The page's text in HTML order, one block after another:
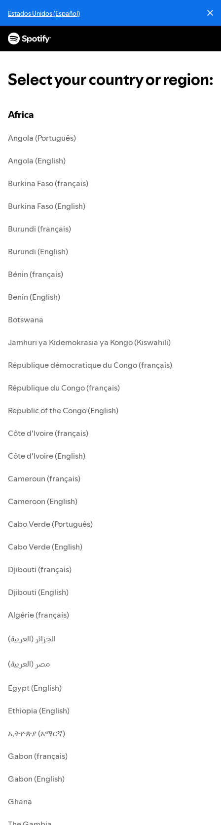
i
Estados Unidos (Español)
Select your country or region:
Africa
Angola (Português)
Angola (English)
Burkina Faso (français)
Burkina Faso (English)
Burundi (français)
Burundi (English)
Bénin (français)
Benin (English)
Botswana
Jamhuri ya Kidemokrasia ya Kongo (Kiswahili)
République démocratique du Congo (français)
République du Congo (français)
Republic of the Congo (English)
Côte d'Ivoire (français)
Côte d'Ivoire (English)
Cameroun (français)
Cameroon (English)
Cabo Verde (Português)
Cabo Verde (English)
Djibouti (français)
Djibouti (English)
Algérie (français)
الجزائر (العربية)
مصر (العربية)
Egypt (English)
Ethiopia (English)
ኢትዮጵያ (አማርኛ)
Gabon (français)
Gabon (English)
Ghana